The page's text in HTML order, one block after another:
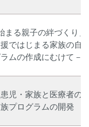
まる親子の絆づくり」
援ではじまる家族の自
ムの作成にむけて－
児・家族と医療者の
プログラムの開発